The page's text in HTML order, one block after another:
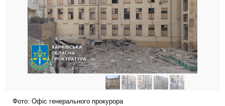
Фото: Офіс генерального прокурора